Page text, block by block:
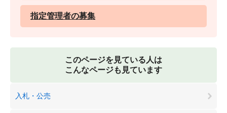
指定管理者の募集
このページを見ている人は
こんなページも見ています
入札・公売